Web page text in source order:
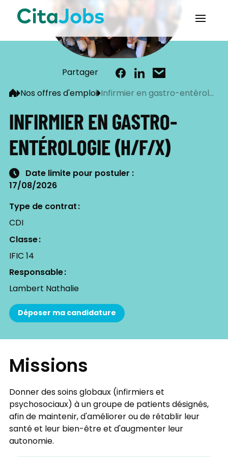
Partager
Nos offres d'emploi Infirmier en gastro-entérol...
INFIRMIER EN GASTRO-
ENTÉROLOGIE (H/F/X)
Date limite pour postuler
17/08/2026
Type de contrat
CDI
Classe
IFIC 14
Responsable
Lambert Nathalie
Déposer ma candidature
Missions
Donner des soins globaux (infirmiers et
psychosociaux) à un groupe de patients désignés,
afin de maintenir, d'améliorer ou de rétablir leur
santé et leur bien-être et d'augmenter leur
autonomie.